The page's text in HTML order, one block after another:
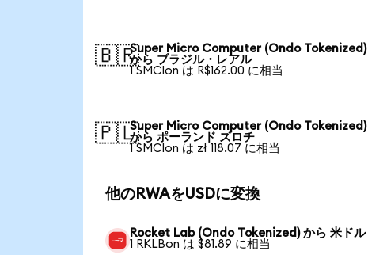
🇧🇷Super Micro Computer (Ondo Tokenized)
から ブラジル・レアル
1 SMCIon は R$162.00 に相当
🇵🇱Super Micro Computer (Ondo Tokenized)
から ポーランド ズロチ
1 SMCIon は zł 118.07 に相当
他のRWAをUSDに変換
Rocket Lab (Ondo Tokenized) から 米ドル
1 RKLBon は $81.89 に相当